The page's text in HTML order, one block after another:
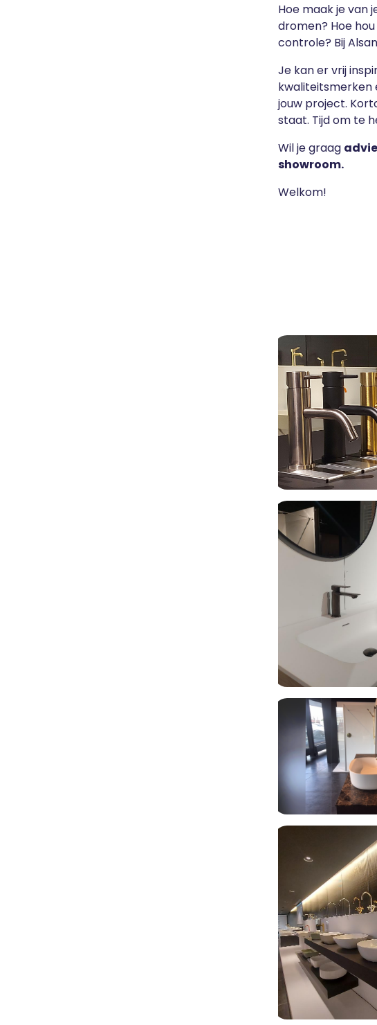
Hoe maak je van
dromen? Hoe
controle? Bij
Je kan er vrij
kwaliteitsmerken
jouw project.
staat. Tijd om te
Wil je graag
showroom.
Welkom!